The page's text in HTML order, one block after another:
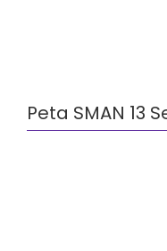
Peta SMAN 13